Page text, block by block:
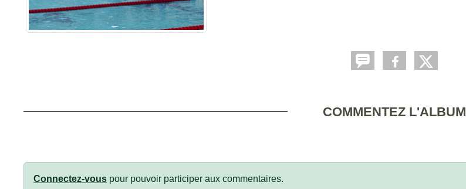
COMMENTEZ L'ALBUM
Connectez-vous pour pouvoir participer aux commentaires.